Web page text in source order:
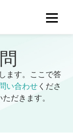
ます。ここで答
い合わせ くださ
だきます。